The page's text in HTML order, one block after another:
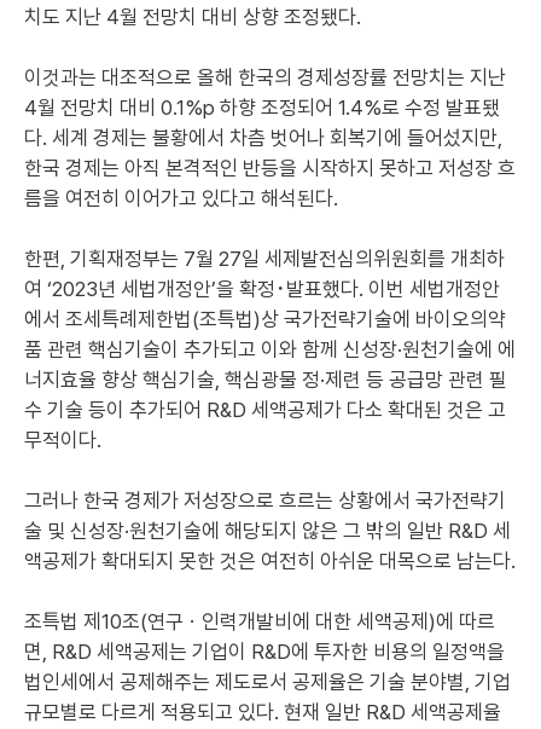
치도 지난 4월 전망치 대비 상향 조정됐다.
이것과는 대조적으로 올해 한국의 경제성장률 전망치는 지난
4월 전망치 대비 0.1%p 하향 조정되어 1.4%로 수정 발표됐
다. 세계 경제는 불황에서 차츰 벗어나 회복기에 들어섰지만,
한국 경제는 아직 본격적인 반등을 시작하지 못하고 저성장 흐
름을 여전히 이어가고 있다고 해석된다.
한편, 기획재정부는 7월 27일 세제발전심의위원회를 개최하
여 ‘2023년 세법개정안’을 확정･발표했다. 이번 세법개정안
에서 조세특례제한법(조특법)상 국가전략기술에 바이오의약
품 관련 핵심기술이 추가되고 이와 함께 신성장·원천기술에 에
너지효율 향상 핵심기술, 핵심광물 정·제련 등 공급망 관련 필
수 기술 등이 추가되어 R&D 세액공제가 다소 확대된 것은 고
무적이다.
그러나 한국 경제가 저성장으로 흐르는 상황에서 국가전략기
술 및 신성장·원천기술에 해당되지 않은 그 밖의 일반 R&D 세
액공제가 확대되지 못한 것은 여전히 아쉬운 대목으로 남는다.
조특법 제10조(연구ㆍ인력개발비에 대한 세액공제)에 따르
면, R&D 세액공제는 기업이 R&D에 투자한 비용의 일정액을
법인세에서 공제해주는 제도로서 공제율은 기술 분야별, 기업
규모별로 다르게 적용되고 있다. 현재 일반 R&D 세액공제율